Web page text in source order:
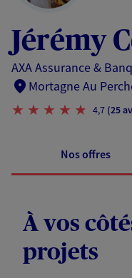
Jérémy
AXA Assurance &
Mortagne Au
4,7 (25
Nos offres
À vos
projets